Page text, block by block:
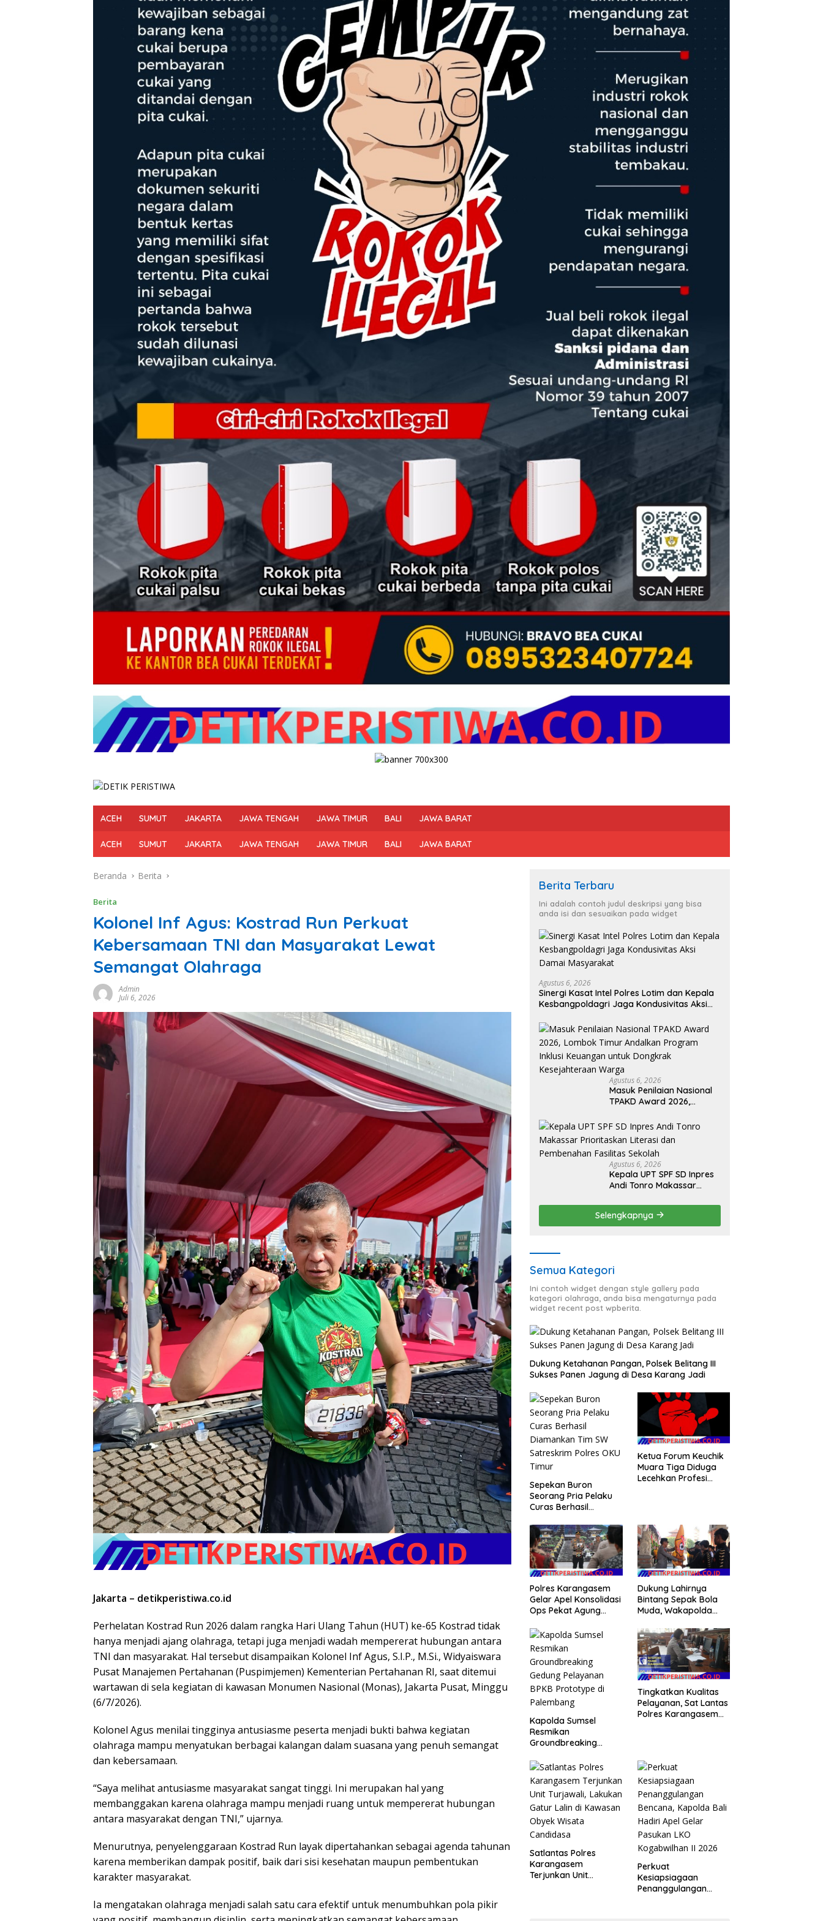
ACEH SUMUT JAKARTA JAWA TENGAH JAWA TIMUR BALI JAWA BARAT
ACEH SUMUT JAKARTA JAWA TENGAH JAWA TIMUR BALI JAWA BARAT
Beranda Berita
Berita
Kolonel Inf Agus: Kostrad Run Perkuat
Kebersamaan TNI dan Masyarakat Lewat
Semangat Olahraga
Admin
Juli 6, 2026
Jakarta – detikperistiwa.co.id
Perhelatan Kostrad Run 2026 dalam rangka Hari Ulang Tahun (HUT) ke-65 Kostrad tidak
hanya menjadi ajang olahraga, tetapi juga menjadi wadah mempererat hubungan antara
TNI dan masyarakat. Hal tersebut disampaikan Kolonel Inf Agus, S.I.P., M.Si., Widyaiswara
Pusat Manajemen Pertahanan (Puspimjemen) Kementerian Pertahanan RI, saat ditemui
wartawan di sela kegiatan di kawasan Monumen Nasional (Monas), Jakarta Pusat, Minggu
(6/7/2026).
Kolonel Agus menilai tingginya antusiasme peserta menjadi bukti bahwa kegiatan
olahraga mampu menyatukan berbagai kalangan dalam suasana yang penuh semangat
dan kebersamaan.
“Saya melihat antusiasme masyarakat sangat tinggi. Ini merupakan hal yang
membanggakan karena olahraga mampu menjadi ruang untuk mempererat hubungan
antara masyarakat dengan TNI,” ujarnya.
Menurutnya, penyelenggaraan Kostrad Run layak dipertahankan sebagai agenda tahunan
karena memberikan dampak positif, baik dari sisi kesehatan maupun pembentukan
karakter masyarakat.
Ia mengatakan olahraga menjadi salah satu cara efektif untuk menumbuhkan pola pikir
Berita Terbaru
Ini adalah contoh judul deskripsi yang bisa
anda isi dan sesuaikan pada widget
Agustus 6, 2026
Sinergi Kasat Intel Polres Lotim dan Kepala
Kesbangpoldagri Jaga Kondusivitas Aksi
Agustus 6, 2026
Masuk Penilaian Nasional
TPAKD Award 2026,
Program Inklusi Keuangan
untuk Dongkrak
Kesejahteraan Warga
Agustus 6, 2026
Kepala UPT SPF SD Inpres
Andi Tonro Makassar
Pembenahan Fasilitas
Sekolah
Selengkapnya
Semua Kategori
Ini contoh widget dengan style gallery pada
kategori olahraga, anda bisa mengaturnya pada
widget recent post wpberita.
Dukung Ketahanan Pangan, Polsek Belitang III
Sukses Panen Jagung di Desa Karang Jadi
Sepekan Buron
Seorang Pria Pelaku
Curas Berhasil
Satreskrim Polres OKU
Timur
Ketua Forum Keuchik
Muara Tiga Diduga
Lecehkan Profesi
Polres Karangasem
Gelar Apel Konsolidasi
Ops Pekat Agung
Berikan Apresiasi
Capaian Target
Selama Operasi
Dukung Lahirnya
Bintang Sepak Bola
Muda, Wakapolda
Bali FC ke Piala
Soeratin 2026
Kapolda Sumsel
Resmikan
Groundbreaking
BPKB Prototype di
Palembang
Tingkatkan Kualitas
Pelayanan, Sat Lantas
Polres Karangasem
Satlantas Polres
Karangasem
Terjunkan Unit
Perkuat
Kesiapsiagaan
Penanggulangan